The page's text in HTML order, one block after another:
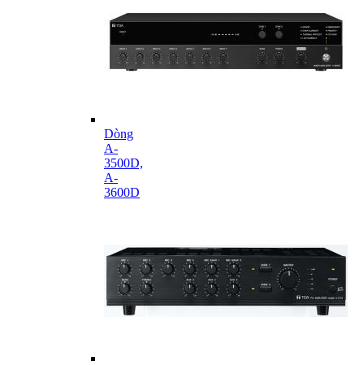
Dòng
A-
3500D,
A-
3600D